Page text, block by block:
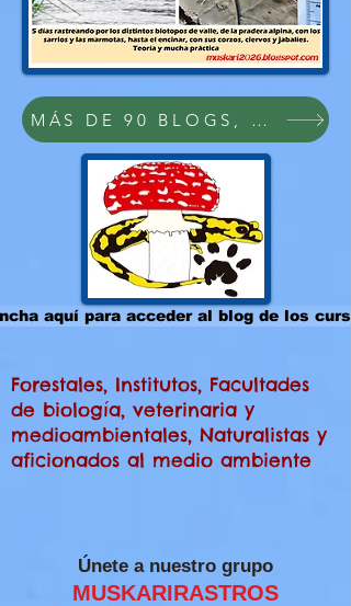
MÁS DE 90 BLOGS, PDFs Y
aquí para acceder al blog de los
Forestales, Institutos, Facultades
de biología, veterinaria y
medioambientales, Naturalistas y
aficionados al medio ambiente
​Únete a nuestro grupo
MUSKARIRASTROS